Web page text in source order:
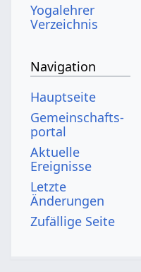
Yogalehrer
Verzeichnis
Navigation
Hauptseite
Gemeinschafts­
portal
Aktuelle
Ereignisse
Letzte
Änderungen
Zufällige Seite